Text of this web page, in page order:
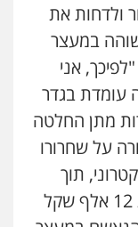
ולדחות את
במעצר
אני
עומדת בגדר
מתן החלטה
על שחרורו
תוך
חתימה על ערבות עצמית והפקדת 12 אלף שקל
מקצועיים
ושיקום
מקצועיים